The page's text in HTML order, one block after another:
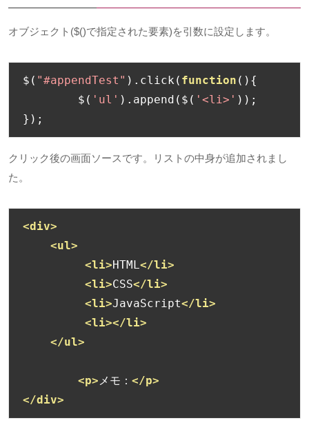
オブジェクト ($()で指定された要素)を引数に設定します。
$ ( "#appendTest" ). click ( function (){
	$
( 'ul' ). append ( $ ( '<li>' ));
});
クリック後の画面ソースです。リストの中身が追加されまし
た。
<div>
<ul>
<li>HTML</li>
<li>CSS</li>
<li>JavaScript</li>
<li></li>
</ul>
<p>メモ： </p>
</div>